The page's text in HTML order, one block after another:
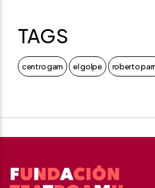
TAGS
centro gam el golpe roberto